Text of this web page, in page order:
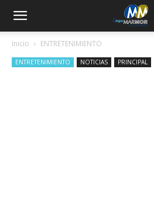
Inicio ENTRETENIMIENTO
ENTRETENIMIENTO NOTICIAS PRINCIPAL